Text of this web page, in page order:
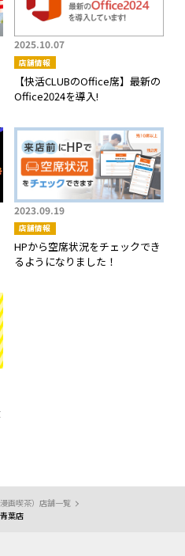
画喫茶）店舗一覧
葉店
2025.10.07
店舗情報
【快活CLUBのOffice席】最新の
Office2024を導入!
2023.09.19
店舗情報
HPから空席状況をチェックでき
るようになりました！